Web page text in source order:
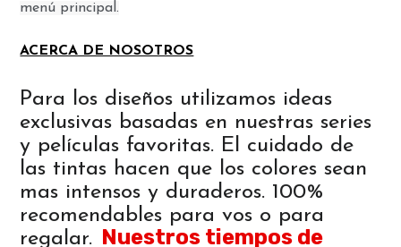
menú principal.
ACERCA DE NOSOTROS
Para los diseños utilizamos ideas
exclusivas basadas en nuestras series
y películas favoritas. El cuidado de
las tintas hacen que los colores sean
mas intensos y duraderos. 100%
recomendables para vos o para
regalar. Nuestros tiempos de